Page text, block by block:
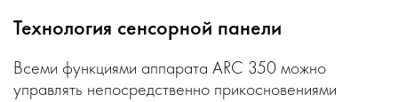
Технология сенсорной панели
Всеми функциями аппарата ARC 350 можно
управлять непосредственно прикосновениями